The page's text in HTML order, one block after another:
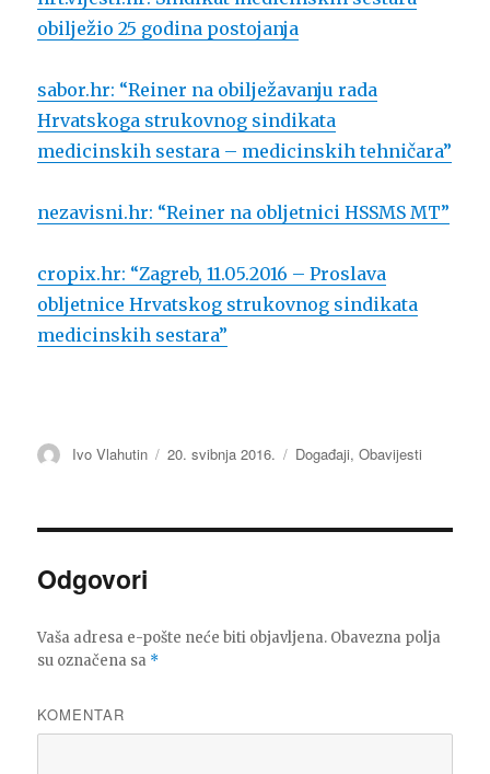
obilježio 25 godina postojanja
sabor.hr: “Reiner na obilježavanju rada
Hrvatskoga strukovnog sindikata
medicinskih sestara – medicinskih tehničara”
nezavisni.hr: “Reiner na obljetnici HSSMS MT”
cropix.hr: “Zagreb, 11.05.2016 – Proslava
obljetnice Hrvatskog strukovnog sindikata
medicinskih sestara”
Autor
Ivo Vlahutin
Objavljeno
20. svibnja 2016. Kategorije
Događaji,Obavijesti
Odgovori
Vaša adresa e-pošte neće biti objavljena. Obavezna polja
su označena sa *
KOMENTAR